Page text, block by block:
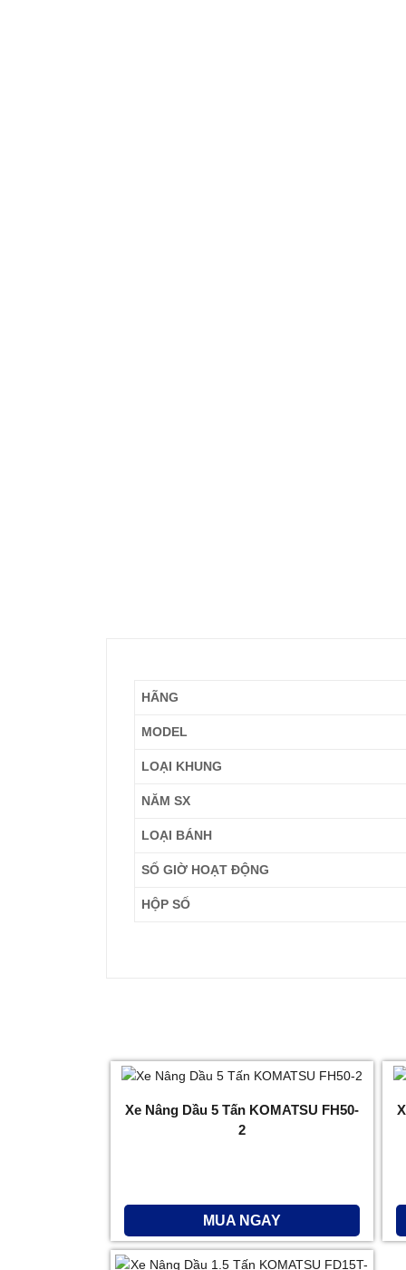
HÃNG
MODEL
LOẠI KHUNG
NĂM SX
LOẠI BÁNH
SỐ GIỜ HOẠT ĐỘNG
HỘP SỐ
Xe Nâng Dầu 5 Tấn KOMATSU FH50-
2
MUA NGAY